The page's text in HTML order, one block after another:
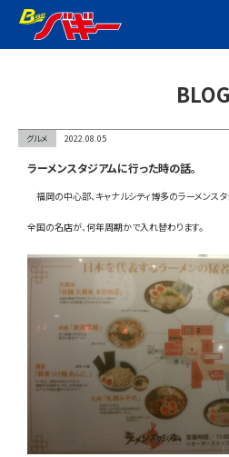
WEB予約
無料査定窓口
車両検索
車検/整備
グーネット在庫確認
会社概要
お問い合わせ
BLOG
グルメ 2022.08.05
ラーメンスタジアムに行った時の話。
福岡の中心部、キャナルシティ博多のラーメンスタ
全国の名店が、何年周期かで入れ替わります。